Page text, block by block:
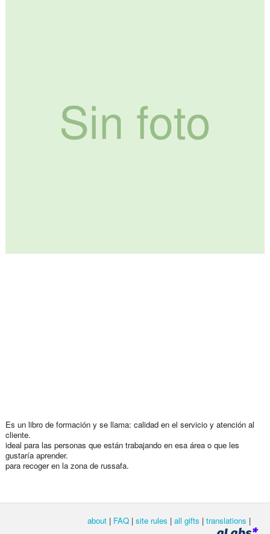
Es un libro de formación y se llama: calidad en el servicio y atención al
cliente.
ideal para las personas que están trabajando en esa área o que les
gustaría aprender.
para recoger en la zona de russafa.
about | FAQ | site rules | all gifts | translations |